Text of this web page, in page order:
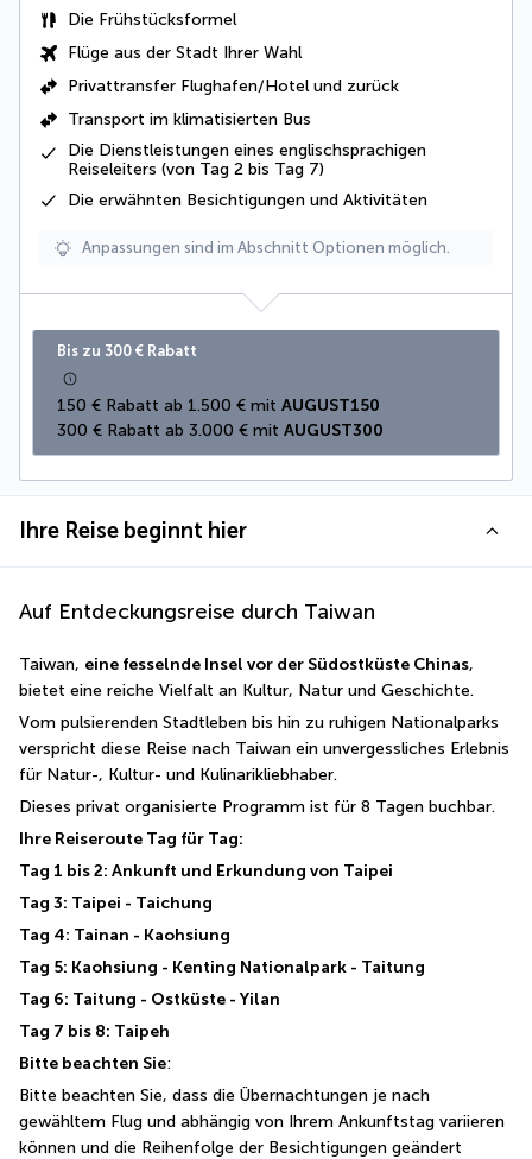
Die Frühstücksformel
Flüge aus der Stadt Ihrer Wahl
Privattransfer Flughafen/Hotel und zurück
Transport im klimatisierten Bus
Die Dienstleistungen eines englischsprachigen
Reiseleiters (von Tag 2 bis Tag 7)
Die erwähnten Besichtigungen und Aktivitäten
Anpassungen sind im Abschnitt Optionen möglich.
Bis zu 300 € Rabatt
150 € Rabatt ab 1.500 € mit AUGUST150
300 € Rabatt ab 3.000 € mit AUGUST300
Ihre Reise beginnt hier
Auf Entdeckungsreise durch Taiwan
Taiwan, eine fesselnde Insel vor der Südostküste Chinas,
bietet eine reiche Vielfalt an Kultur, Natur und Geschichte.
Vom pulsierenden Stadtleben bis hin zu ruhigen Nationalparks
verspricht diese Reise nach Taiwan ein unvergessliches Erlebnis
für Natur-, Kultur- und Kulinarikliebhaber.
Dieses privat organisierte Programm ist für 8 Tagen buchbar.
Ihre Reiseroute Tag für Tag:
Tag 1 bis 2: Ankunft und Erkundung von Taipei
Tag 3: Taipei - Taichung
Tag 4: Tainan - Kaohsiung
Tag 5: Kaohsiung - Kenting Nationalpark - Taitung
Tag 6: Taitung - Ostküste - Yilan
Tag 7 bis 8: Taipeh
Bitte beachten Sie:
Bitte beachten Sie, dass die Übernachtungen je nach
gewähltem Flug und abhängig von Ihrem Ankunftstag variieren
können und die Reihenfolge der Besichtigungen geändert